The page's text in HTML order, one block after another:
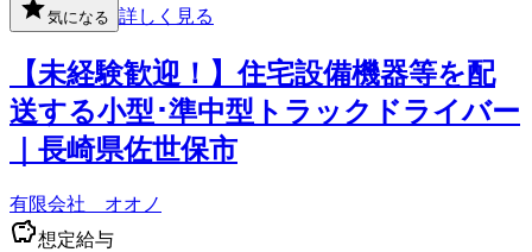
気になる 詳しく見る
【未経験歓迎！】住宅設備機器等を配
送する小型･準中型トラックドライバー
｜長崎県佐世保市
有限会社 オオノ
想定給与